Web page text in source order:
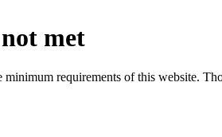
met
minimum requirements of this website.